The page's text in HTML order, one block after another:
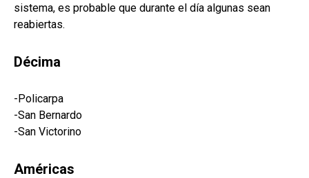
sistema, es probable que durante el día algunas sean
reabiertas.
Décima
-Policarpa
-San Bernardo
-San Victorino
Américas